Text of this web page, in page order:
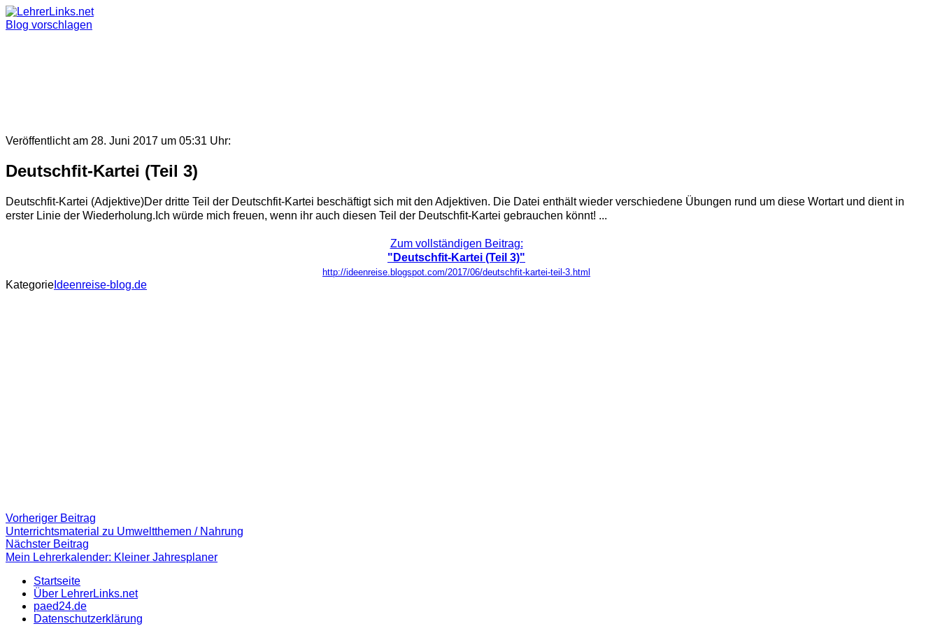
Skip
to
Blog vorschlagen
Veröffentlicht am 28. Juni 2017 um 05:31 Uhr:
Deutschfit-Kartei (Teil 3)
Deutschfit-Kartei (Adjektive)Der dritte Teil der Deutschfit-Kartei beschäftigt sich mit den Adjektiven. Die Datei enthält wieder verschiedene Übungen rund um diese Wortart und dient in
erster Linie der Wiederholung.Ich würde mich freuen, wenn ihr auch diesen Teil der Deutschfit-Kartei gebrauchen könnt! ...
Zum vollständigen Beitrag:
"Deutschfit-Kartei (Teil 3)"
http://ideenreise.blogspot.com/2017/06/deutschfit-kartei-teil-3.html
Kategorie Ideenreise-blog.de
Beitragsnavigation
Vorheriger Beitrag
Beitrag:
Unterrichtsmaterial zu Umweltthemen / Nahrung
Nächster Beitrag
Beitrag
Mein Lehrerkalender: Kleiner Jahresplaner
Startseite
Über LehrerLinks.net
paed24.de
Datenschutzerklärung